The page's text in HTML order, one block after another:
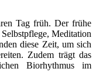
Tag früh. Der frühe
Meditation
diese Zeit, um sich
Zudem trägt das
Biorhythmus im